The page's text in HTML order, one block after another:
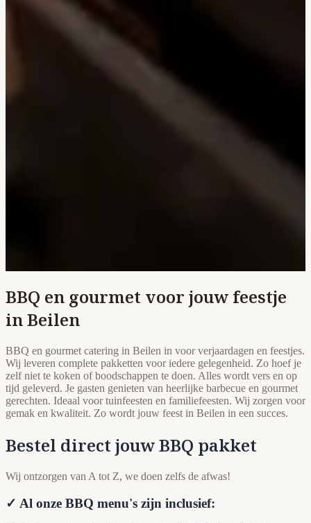
BBQ en gourmet voor jouw feestje
in Beilen
BBQ en gourmet catering in Beilen in voor verjaardagen en feestjes.
Wij leveren complete pakketten voor iedere gelegenheid. Zo hoef je
zelf niet te koken of boodschappen te doen. Alles wordt vers en op
tijd geleverd. Je gasten genieten van heerlijke barbecue en gourmet
gerechten. Ideaal voor tuinfeesten en familiefeesten. Wij zorgen voor
gemak en kwaliteit. Zo wordt jouw feest in Beilen in een succes.
Bestel direct jouw BBQ pakket
Wij ontzorgen van A tot Z, we doen zelfs de afwas!
✓ Al onze BBQ menu's zijn inclusief: